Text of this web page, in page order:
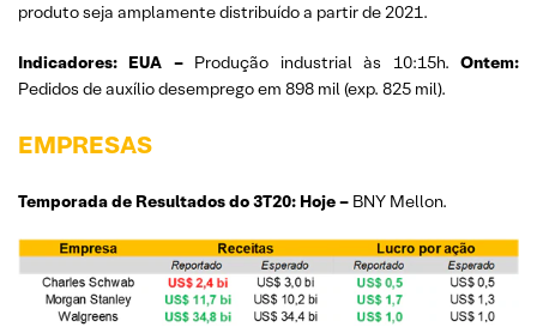
produto seja amplamente distribuído a partir de 2021.
Indicadores: EUA – Produção industrial às 10:15h. Ontem:
Pedidos de auxílio desemprego em 898 mil (exp. 825 mil).
EMPRESAS
Temporada de Resultados do 3T20: Hoje – BNY Mellon.